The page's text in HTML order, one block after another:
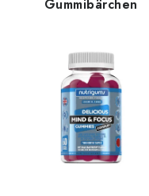
Gummibärchen